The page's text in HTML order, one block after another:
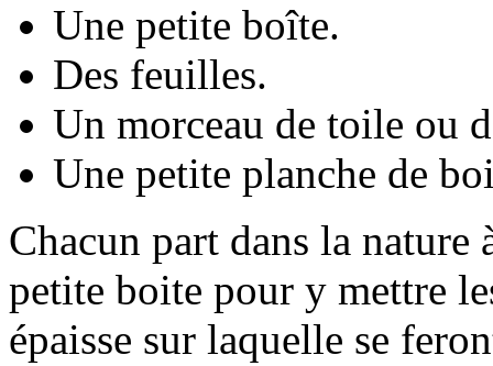
Une petite boîte.
Des feuilles.
Un morceau de toile ou
Une petite planche de
Chacun part dans la nature
petite boite pour y mettre
épaisse sur laquelle se